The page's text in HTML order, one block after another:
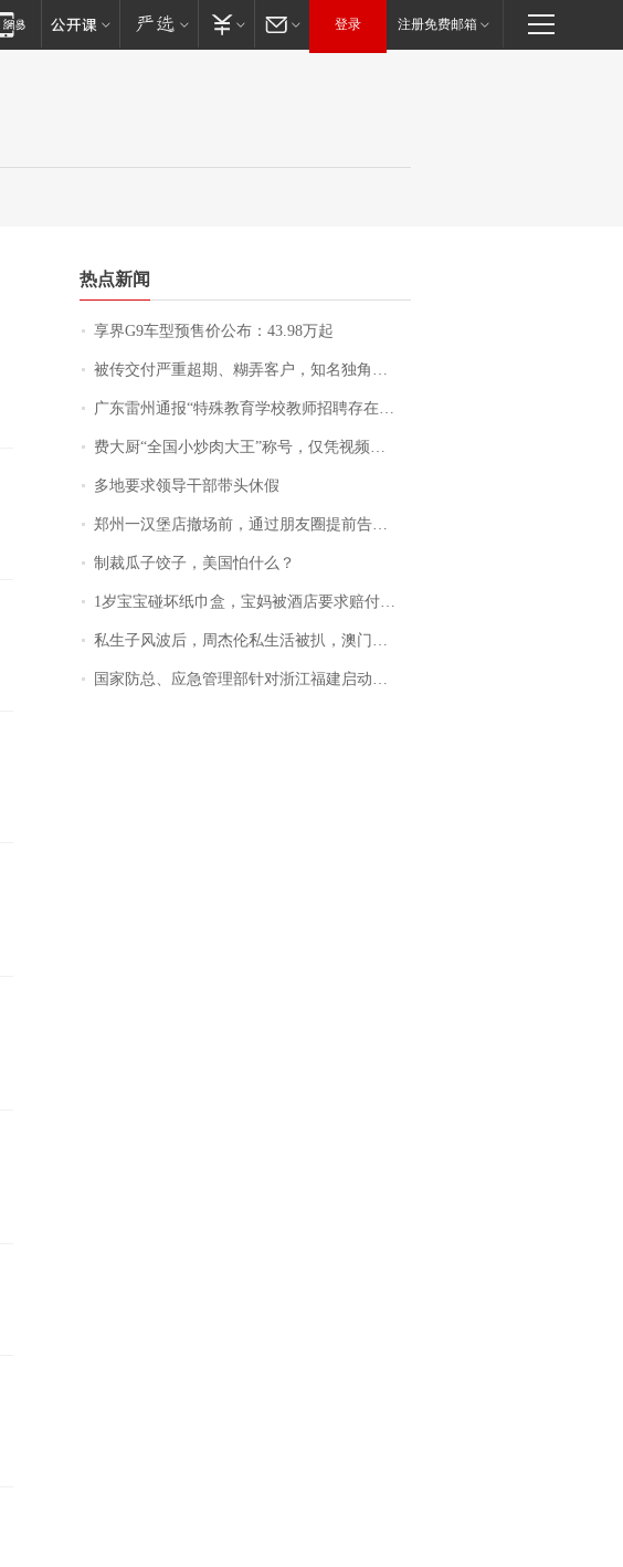
登录 注册免费邮箱
热点新闻
享界G9车型预售价公布：43.98万起
被传交付严重超期、糊弄客户，知名独角兽车企创始人回应：都没证据，将依法采取措施，“本人长期与美国交管局保持沟通，对方表示肯定”
广东雷州通报“特殊教育学校教师招聘存在违规行为”：已启动问责程序 副校长被停职
费大厨“全国小炒肉大王”称号，仅凭视频评出？中国烹饪协会回应
多地要求领导干部带头休假
郑州一汉堡店撤场前，通过朋友圈提前告知逐一退费，有顾客仅剩1元也全被退回，分文不少；顾客：言而有信，让人感动
制裁瓜子饺子，美国怕什么？
1岁宝宝碰坏纸巾盒，宝妈被酒店要求赔付924元！三亚一酒店回复：骨瓷定制！网友一查价格，吵翻了
私生子风波后，周杰伦私生活被扒，澳门输10亿传闻早已经水落石出
国家防总、应急管理部针对浙江福建启动防汛防台风四级应急响应